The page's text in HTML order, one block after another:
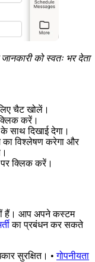
को स्वतः भर देता
चैट खोलें।
करें।
साथ दिखाई देगा।
विश्लेषण करेगा और
क्लिक करें।
हैं। आप अपने कस्टम
का प्रबंधन कर सकते
सुरक्षित। •गोपनीयता